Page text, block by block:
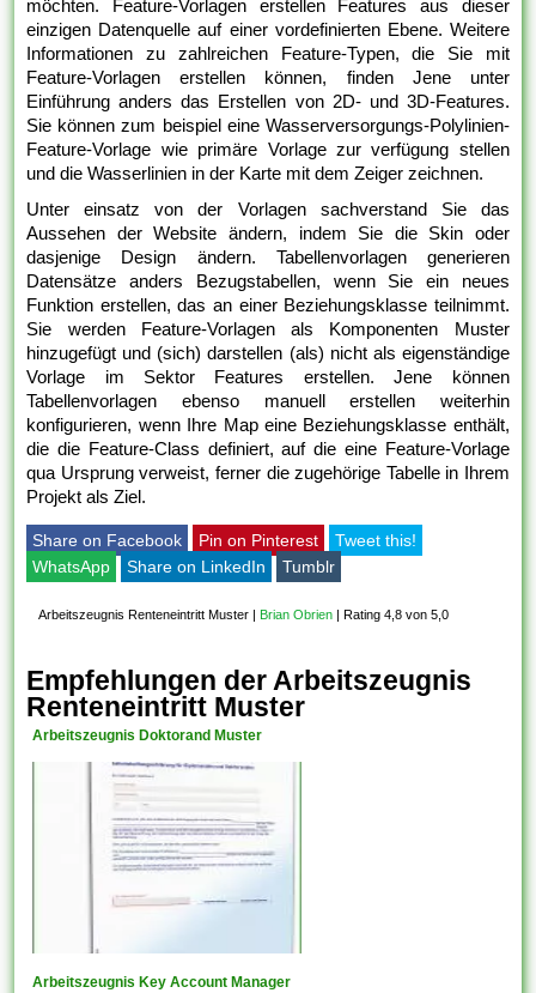
möchten. Feature-Vorlagen erstellen Features aus dieser
einzigen Datenquelle auf einer vordefinierten Ebene. Weitere
Informationen zu zahlreichen Feature-Typen, die Sie mit
Feature-Vorlagen erstellen können, finden Jene unter
Einführung anders das Erstellen von 2D- und 3D-Features.
Sie können zum beispiel eine Wasserversorgungs-Polylinien-
Feature-Vorlage wie primäre Vorlage zur verfügung stellen
und die Wasserlinien in der Karte mit dem Zeiger zeichnen.
Unter einsatz von der Vorlagen sachverstand Sie das
Aussehen der Website ändern, indem Sie die Skin oder
dasjenige Design ändern. Tabellenvorlagen generieren
Datensätze anders Bezugstabellen, wenn Sie ein neues
Funktion erstellen, das an einer Beziehungsklasse teilnimmt.
Sie werden Feature-Vorlagen als Komponenten Muster
hinzugefügt und (sich) darstellen (als) nicht als eigenständige
Vorlage im Sektor Features erstellen. Jene können
Tabellenvorlagen ebenso manuell erstellen weiterhin
konfigurieren, wenn Ihre Map eine Beziehungsklasse enthält,
die die Feature-Class definiert, auf die eine Feature-Vorlage
qua Ursprung verweist, ferner die zugehörige Tabelle in Ihrem
Projekt als Ziel.
Share on Facebook Pin on Pinterest
Tweet this!
WhatsApp
Share on LinkedIn Tumblr
Arbeitszeugnis Renteneintritt Muster | Brian Obrien |Rating 4,8 von 5,0
Empfehlungen der Arbeitszeugnis
Renteneintritt Muster
Arbeitszeugnis Doktorand Muster
Arbeitszeugnis Key Account Manager